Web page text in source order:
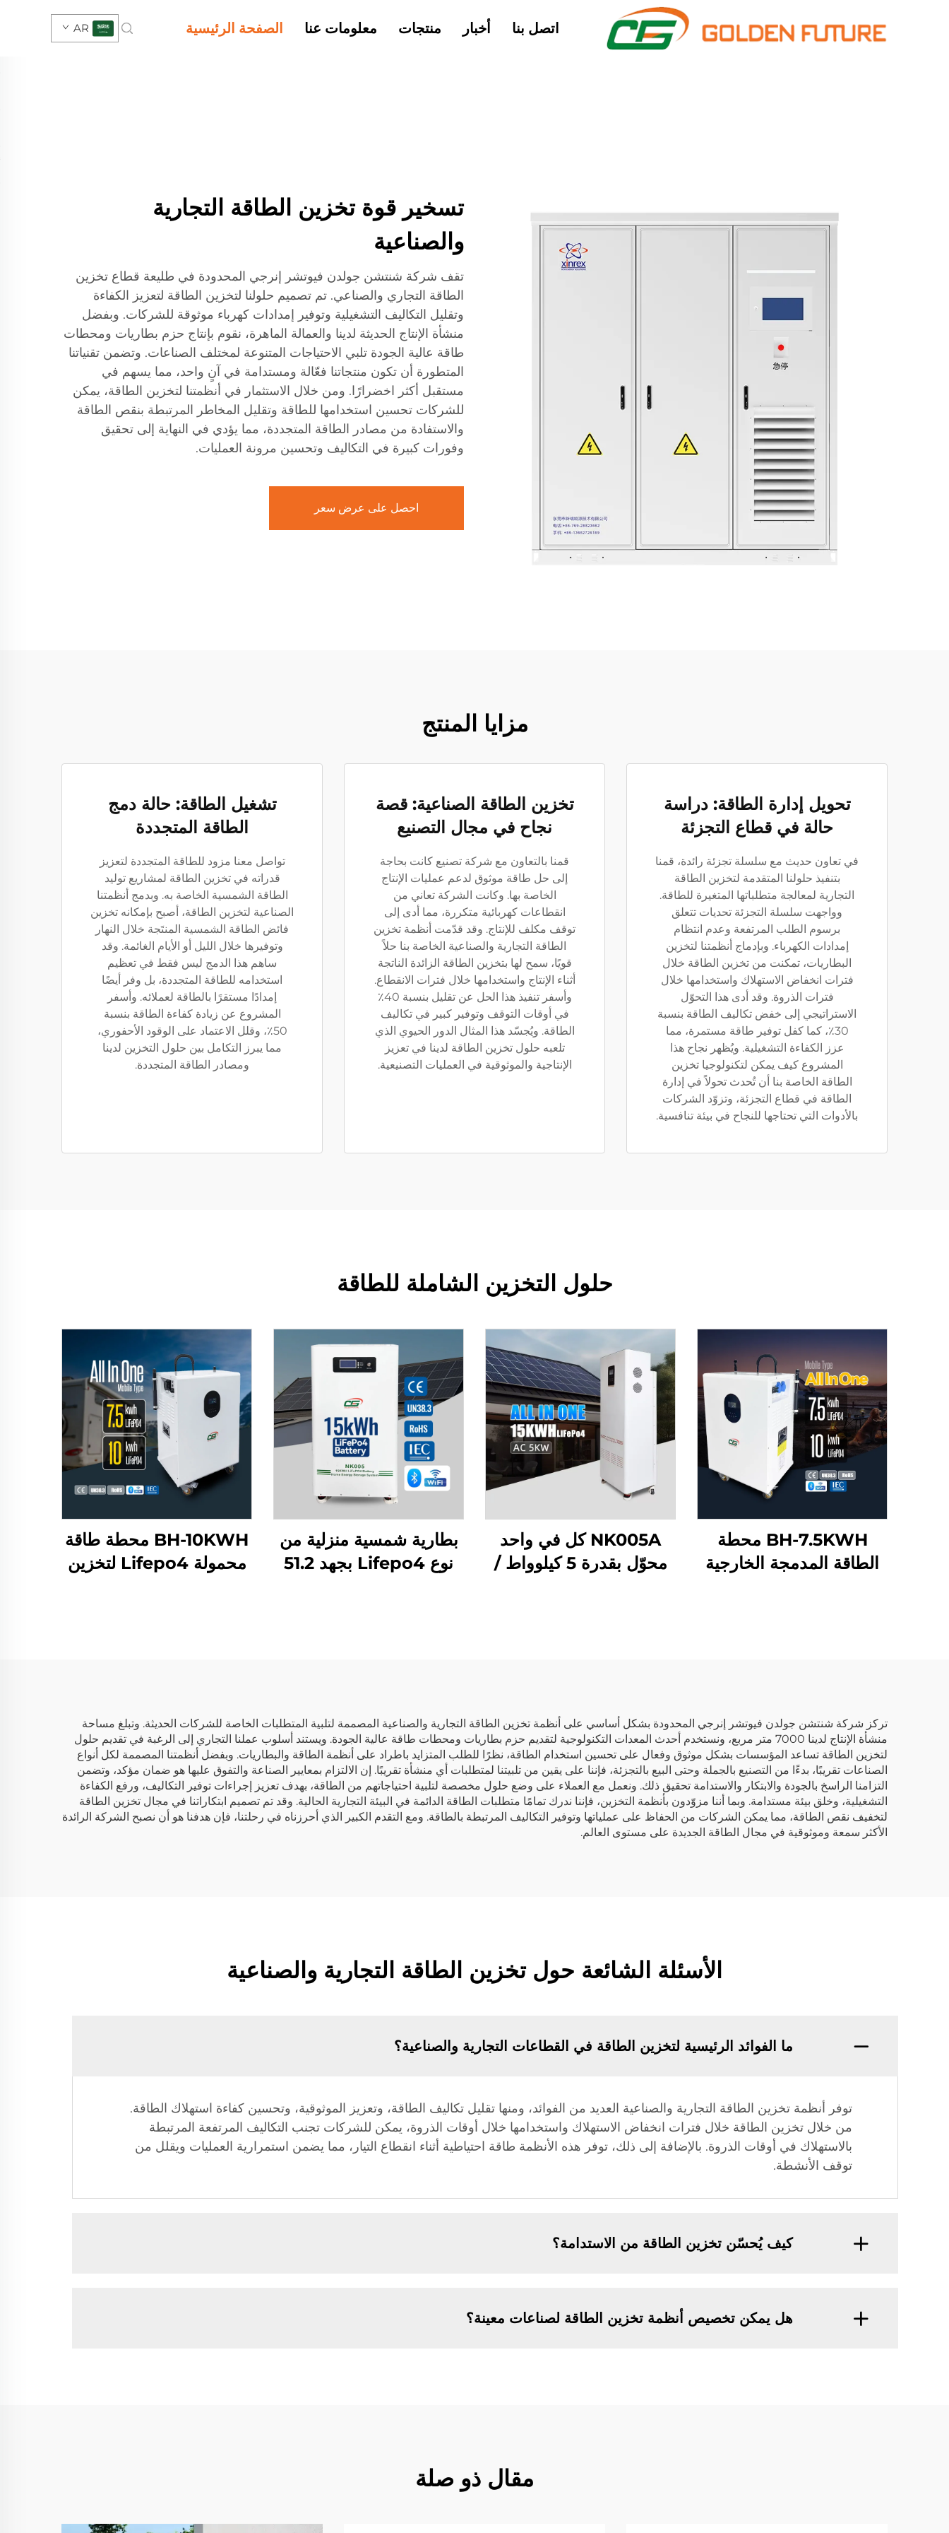
الصفحة الرئيسية معلومات عنا منتجات أخبار اتصل بنا AR
تسخير قوة تخزين الطاقة التجارية
والصناعية
تقف شركة شنتشن جولدن فيوتشر إنرجي المحدودة في طليعة قطاع تخزين
الطاقة التجاري والصناعي. تم تصميم حلولنا لتخزين الطاقة لتعزيز الكفاءة
وتقليل التكاليف التشغيلية وتوفير إمدادات كهرباء موثوقة للشركات. وبفضل
منشأة الإنتاج الحديثة لدينا والعمالة الماهرة، نقوم بإنتاج حزم بطاريات ومحطات
طاقة عالية الجودة تلبي الاحتياجات المتنوعة لمختلف الصناعات. وتضمن تقنياتنا
المتطورة أن تكون منتجاتنا فعّالة ومستدامة في آنٍ واحد، مما يسهم في
مستقبل أكثر اخضرارًا. ومن خلال الاستثمار في أنظمتنا لتخزين الطاقة، يمكن
للشركات تحسين استخدامها للطاقة وتقليل المخاطر المرتبطة بنقص الطاقة
والاستفادة من مصادر الطاقة المتجددة، مما يؤدي في النهاية إلى تحقيق
وفورات كبيرة في التكاليف وتحسين مرونة العمليات.
احصل على عرض سعر
مزايا المنتج
تحويل إدارة الطاقة: دراسة
حالة في قطاع التجزئة
في تعاون حديث مع سلسلة تجزئة رائدة، قمنا
بتنفيذ حلولنا المتقدمة لتخزين الطاقة
التجارية لمعالجة متطلباتها المتغيرة للطاقة.
وواجهت سلسلة التجزئة تحديات تتعلق
برسوم الطلب المرتفعة وعدم انتظام
إمدادات الكهرباء. وبإدماج أنظمتنا لتخزين
البطاريات، تمكنت من تخزين الطاقة خلال
فترات انخفاض الاستهلاك واستخدامها خلال
فترات الذروة. وقد أدى هذا التحوّل
الاستراتيجي إلى خفض تكاليف الطاقة بنسبة
30٪، كما كفل توفير طاقة مستمرة، مما
عزز الكفاءة التشغيلية. ويُظهر نجاح هذا
المشروع كيف يمكن لتكنولوجيا تخزين
الطاقة الخاصة بنا أن تُحدث تحولاً في إدارة
الطاقة في قطاع التجزئة، وتزوّد الشركات
بالأدوات التي تحتاجها للنجاح في بيئة تنافسية.
تخزين الطاقة الصناعية: قصة
نجاح في مجال التصنيع
قمنا بالتعاون مع شركة تصنيع كانت بحاجة
إلى حل طاقة موثوق لدعم عمليات الإنتاج
الخاصة بها. وكانت الشركة تعاني من
انقطاعات كهربائية متكررة، مما أدى إلى
توقف مكلف للإنتاج. وقد قدّمت أنظمة تخزين
الطاقة التجارية والصناعية الخاصة بنا حلاً
قويًا، سمح لها بتخزين الطاقة الزائدة الناتجة
أثناء الإنتاج واستخدامها خلال فترات الانقطاع.
وأسفر تنفيذ هذا الحل عن تقليل بنسبة 40٪
في أوقات التوقف وتوفير كبير في تكاليف
الطاقة. ويُجسّد هذا المثال الدور الحيوي الذي
تلعبه حلول تخزين الطاقة لدينا في تعزيز
الإنتاجية والموثوقية في العمليات التصنيعية.
تشغيل الطاقة: حالة دمج
الطاقة المتجددة
تواصل معنا مزود للطاقة المتجددة لتعزيز
قدراته في تخزين الطاقة لمشاريع توليد
الطاقة الشمسية الخاصة به. وبدمج أنظمتنا
الصناعية لتخزين الطاقة، أصبح بإمكانه تخزين
فائض الطاقة الشمسية المنتَجة خلال النهار
وتوفيرها خلال الليل أو الأيام الغائمة. وقد
ساهم هذا الدمج ليس فقط في تعظيم
استخدامه للطاقة المتجددة، بل وفر أيضًا
إمدادًا مستقرًا بالطاقة لعملائه. وأسفر
المشروع عن زيادة كفاءة الطاقة بنسبة
50٪، وقلل الاعتماد على الوقود الأحفوري،
مما يبرز التكامل بين حلول التخزين لدينا
ومصادر الطاقة المتجددة.
حلول التخزين الشاملة للطاقة
BH-7.5KWH محطة
الطاقة المدمجة الخارجية
NK005A كل في واحد
محوّل بقدرة 5 كيلوواط /
بطارية شمسية منزلية من
نوع Lifepo4 بجهد 51.2
BH-10KWH محطة طاقة
محمولة Lifepo4 لتخزين
تركز شركة شنتشن جولدن فيوتشر إنرجي المحدودة بشكل أساسي على أنظمة تخزين الطاقة التجارية والصناعية المصممة لتلبية المتطلبات الخاصة للشركات الحديثة. وتبلغ مساحة
منشأة الإنتاج لدينا 7000 متر مربع، ونستخدم أحدث المعدات التكنولوجية لتقديم حزم بطاريات ومحطات طاقة عالية الجودة. ويستند أسلوب عملنا التجاري إلى الرغبة في تقديم حلول
لتخزين الطاقة تساعد المؤسسات بشكل موثوق وفعال على تحسين استخدام الطاقة، نظرًا للطلب المتزايد باطراد على أنظمة الطاقة والبطاريات. وبفضل أنظمتنا المصممة لكل أنواع
الصناعات تقريبًا، بدءًا من التصنيع بالجملة وحتى البيع بالتجزئة، فإننا على يقين من تلبيتنا لمتطلبات أي منشأة تقريبًا. إن الالتزام بمعايير الصناعة والتفوق عليها هو ضمان مؤكد، وتضمن
التزامنا الراسخ بالجودة والابتكار والاستدامة تحقيق ذلك. ونعمل مع العملاء على وضع حلول مخصصة لتلبية احتياجاتهم من الطاقة، بهدف تعزيز إجراءات توفير التكاليف، ورفع الكفاءة
التشغيلية، وخلق بيئة مستدامة. وبما أننا مزوّدون بأنظمة التخزين، فإننا ندرك تمامًا متطلبات الطاقة الدائمة في البيئة التجارية الحالية. وقد تم تصميم ابتكاراتنا في مجال تخزين الطاقة
لتخفيف نقص الطاقة، مما يمكن الشركات من الحفاظ على عملياتها وتوفير التكاليف المرتبطة بالطاقة. ومع التقدم الكبير الذي أحرزناه في رحلتنا، فإن هدفنا هو أن نصبح الشركة الرائدة
الأكثر سمعة وموثوقية في مجال الطاقة الجديدة على مستوى العالم.
الأسئلة الشائعة حول تخزين الطاقة التجارية والصناعية
ما الفوائد الرئيسية لتخزين الطاقة في القطاعات التجارية والصناعية؟
توفر أنظمة تخزين الطاقة التجارية والصناعية العديد من الفوائد، ومنها تقليل تكاليف الطاقة، وتعزيز الموثوقية، وتحسين كفاءة استهلاك الطاقة.
من خلال تخزين الطاقة خلال فترات انخفاض الاستهلاك واستخدامها خلال أوقات الذروة، يمكن للشركات تجنب التكاليف المرتفعة المرتبطة
بالاستهلاك في أوقات الذروة. بالإضافة إلى ذلك، توفر هذه الأنظمة طاقة احتياطية أثناء انقطاع التيار، مما يضمن استمرارية العمليات ويقلل من
توقف الأنشطة.
كيف يُحسّن تخزين الطاقة من الاستدامة؟
هل يمكن تخصيص أنظمة تخزين الطاقة لصناعات معينة؟
مقال ذو صلة